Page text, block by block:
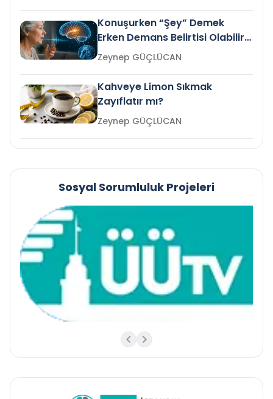
Konuşurken “Şey” Demek
Erken Demans Belirtisi Olabilir
mi?
Zeynep GÜÇLÜCAN
Kahveye Limon Sıkmak
Zayıflatır mı?
Zeynep GÜÇLÜCAN
Sosyal Sorumluluk Projeleri